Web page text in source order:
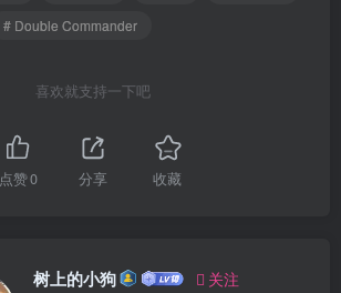
# Double Commander
喜欢就支持一下吧
点赞0 分享 收藏
树上的小狗 关注